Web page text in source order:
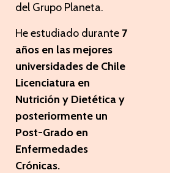
del Grupo Planeta.
He estudiado durante 7
años en las mejores
universidades de Chile
Licenciatura en
Nutrición y Dietética y
posteriormente un
Post-Grado en
Enfermedades
Crónicas.